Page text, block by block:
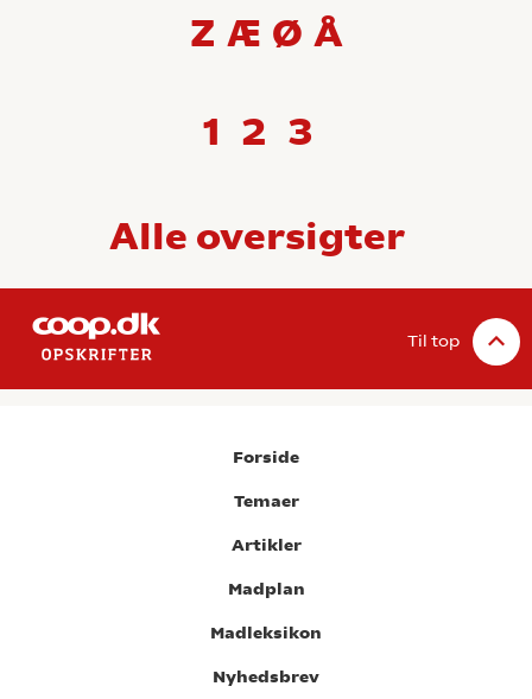
Z Æ Ø Å
1 2 3
Alle oversigter
Til top
Forside
Temaer
Artikler
Madplan
Madleksikon
Nyhedsbrev